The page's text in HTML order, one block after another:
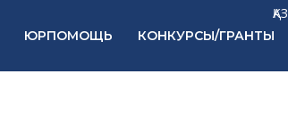
ҚАЗ
ЮРПОМОЩЬ КОНКУРСЫ/ГРАНТЫ